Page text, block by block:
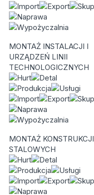
MONTAŻ INSTALACJI I
URZĄDZEŃ LINII
TECHNOLOGICZNYCH
MONTAŻ KONSTRUKCJI
STALOWYCH